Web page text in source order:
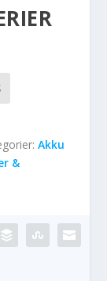
Akku
&